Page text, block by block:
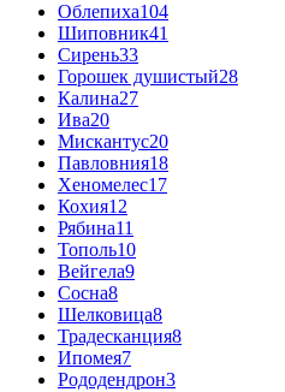
Облепиха104
Шиповник41
Сирень33
Горошек душистый28
Калина27
Ива20
Мискантус20
Павловния18
Хеномелес17
Кохия12
Рябина11
Тополь10
Вейгела9
Сосна8
Шелковица8
Традесканция8
Ипомея7
Рододендрон3